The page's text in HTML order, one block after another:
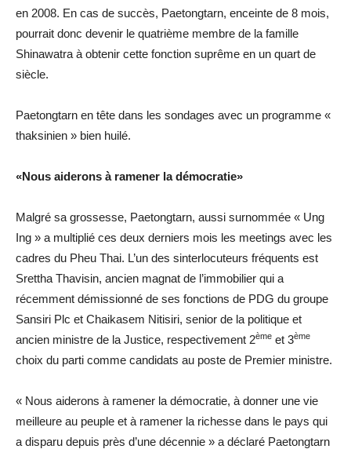
en 2008. En cas de succès, Paetongtarn, enceinte de 8 mois,
pourrait donc devenir le quatrième membre de la famille
Shinawatra à obtenir cette fonction suprême en un quart de
siècle.
Paetongtarn en tête dans les sondages avec un programme «
thaksinien » bien huilé.
«Nous aiderons à ramener la démocratie»
Malgré sa grossesse, Paetongtarn, aussi surnommée « Ung
Ing » a multiplié ces deux derniers mois les meetings avec les
cadres du Pheu Thai. L’un des sinterlocuteurs fréquents est
Srettha Thavisin, ancien magnat de l’immobilier qui a
récemment démissionné de ses fonctions de PDG du groupe
Sansiri Plc et Chaikasem Nitisiri, senior de la politique et
ancien ministre de la Justice, respectivement 2ème et 3ème
choix du parti comme candidats au poste de Premier ministre.
« Nous aiderons à ramener la démocratie, à donner une vie
meilleure au peuple et à ramener la richesse dans le pays qui
a disparu depuis près d’une décennie » a déclaré Paetongtarn